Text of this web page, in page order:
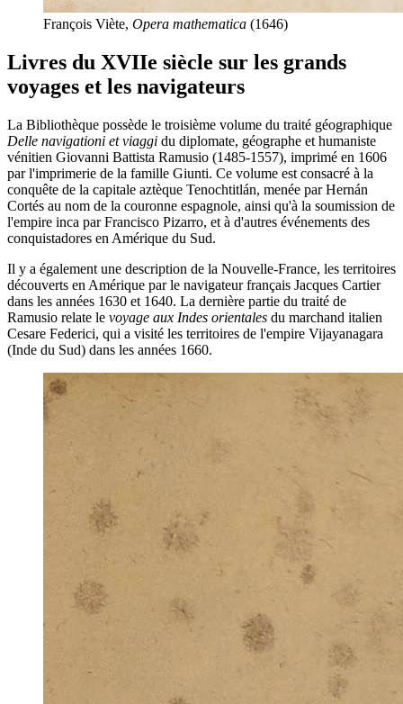
François Viète, Opera mathematica (1646)
Livres du XVIIe siècle sur les grands
voyages et les navigateurs
La Bibliothèque possède le troisième volume du traité géographique
Delle navigationi et viaggi du diplomate, géographe et humaniste
vénitien Giovanni Battista Ramusio (1485-1557), imprimé en 1606
par l'imprimerie de la famille Giunti. Ce volume est consacré à la
conquête de la capitale aztèque Tenochtitlán, menée par Hernán
Cortés au nom de la couronne espagnole, ainsi qu'à la soumission de
l'empire inca par Francisco Pizarro, et à d'autres événements des
conquistadores en Amérique du Sud.
Il y a également une description de la Nouvelle-France, les territoires
découverts en Amérique par le navigateur français Jacques Cartier
dans les années 1630 et 1640. La dernière partie du traité de
Ramusio relate le voyage aux Indes orientales du marchand italien
Cesare Federici, qui a visité les territoires de l'empire Vijayanagara
(Inde du Sud) dans les années 1660.